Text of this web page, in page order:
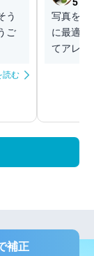
う
ご
読む
写真を素
に最適な
てアレン
補正